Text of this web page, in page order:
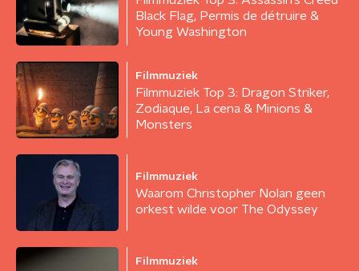
Black Flag, Permis de détruire &
Young Washington
Filmmuziek
Filmmuziek Top 3: Dragon Striker,
Zodiaque, La cena & Minions &
Monsters
Filmmuziek
Waarom Christopher Nolan geen
orkest wilde voor The Odyssey
Filmmuziek